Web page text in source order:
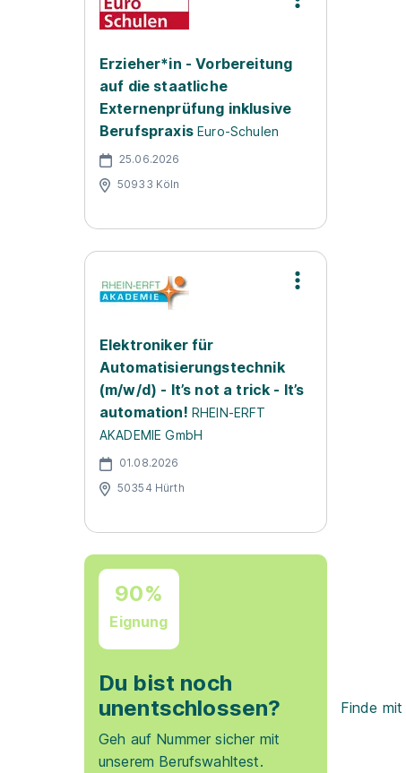
Erzieher*in - Vorbereitung
auf die staatliche
Externenprüfung inklusive
Berufspraxis Euro-Schulen
25.06.2026
50933 Köln
Elektroniker für
Automatisierungstechnik
(m/w/d) - It’s not a trick - It’s
automation! RHEIN-ERFT
AKADEMIE GmbH
01.08.2026
50354 Hürth
90%
Eignung
Du bist noch
unentschlossen?
Geh auf Nummer sicher mit
unserem Berufswahltest.
Finde